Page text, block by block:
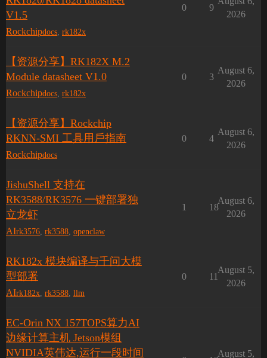
V1.5
Rockchipdocs rk182x
0 9
2026
【资源分享】RK182X M.2
Module datasheet V1.0
Rockchipdocs rk182x
0 3
August 6,
2026
【资源分享】Rockchip
RKNN-SMI ⼯具⽤⼾指南
Rockchipdocs
0 4
August 6,
2026
JishuShell 支持在
RK3588/RK3576 一键部署独
立龙虾
AIrk3576 rk3588 openclaw
1 18
August 6,
2026
RK182x 模块编译与千问大模
型部署
AIrk182x rk3588 llm
0 11
August 5,
2026
EC-Orin NX 157TOPS算力AI
边缘计算主机 Jetson模组
NVIDIA英伟达,运行一段时间
August 5,